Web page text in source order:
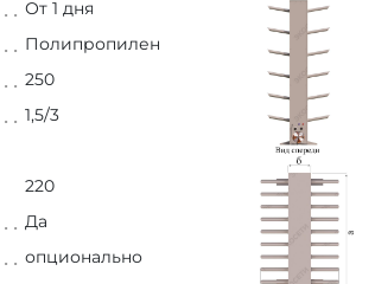
От 1 дня
Полипропилен
250
1,5/3
220
Да
опционально